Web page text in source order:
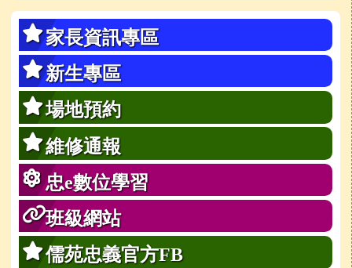
家長資訊專區
新生專區
場地預約
維修通報
忠e數位學習
班級網站
儒苑忠義官方FB